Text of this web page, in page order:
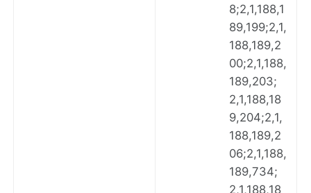
8;2,1,188,1
89,199;2,1,
188,189,2
00;2,1,188,
189,203;
2,1,188,18
9,204;2,1,
188,189,2
06;2,1,188,
189,734;
2,1,188,18